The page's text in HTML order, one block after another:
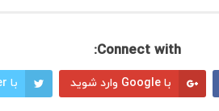
Connect with:
با Google وارد شوید با Twitter وارد شوید